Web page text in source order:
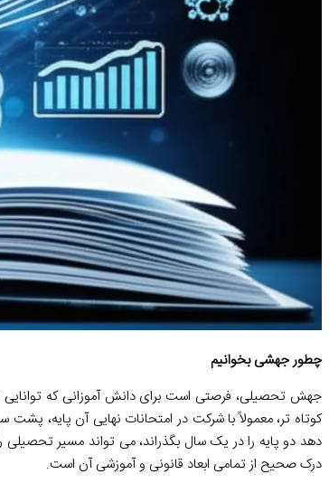
چطور جهشی بخوانیم
جهش تحصیلی، فرصتی است برای دانش آموزانی که توانایی
کوتاه تر، معمولاً با شرکت در امتحانات نهایی آن پایه، پشت
دهد دو پایه را در یک سال بگذراند، می تواند مسیر
درک صحیح از تمامی ابعاد قانونی و آموزشی آن است.